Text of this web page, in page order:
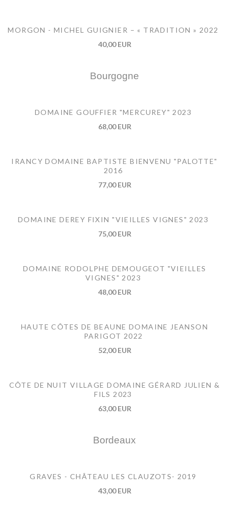
MORGON - MICHEL GUIGNIER – « TRADITION » 2022
40,00 EUR
Bourgogne
DOMAINE GOUFFIER "MERCUREY" 2023
68,00 EUR
IRANCY DOMAINE BAPTISTE BIENVENU "PALOTTE"
2016
77,00 EUR
DOMAINE DEREY FIXIN "VIEILLES VIGNES" 2023
75,00 EUR
DOMAINE RODOLPHE DEMOUGEOT "VIEILLES
VIGNES" 2023
48,00 EUR
HAUTE CÔTES DE BEAUNE DOMAINE JEANSON
PARIGOT 2022
52,00 EUR
CÔTE DE NUIT VILLAGE DOMAINE GÉRARD JULIEN &
FILS 2023
63,00 EUR
Bordeaux
GRAVES - CHÂTEAU LES CLAUZOTS- 2019
43,00 EUR